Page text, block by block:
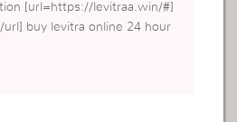
[url=https://levitraa.win/#]
buy levitra online 24 hour